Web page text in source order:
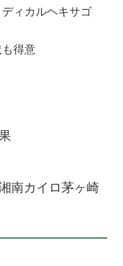
ィカルヘキサゴ
得意
南カイロ茅ヶ崎